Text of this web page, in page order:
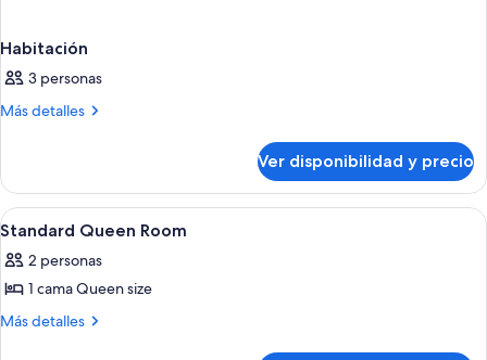
Habitación
3 personas
Más detalles
Más
Ver disponibilidad y precio
Ver
todas
las
fotos
de
Una habitación de hotel con cama,
4
Standard Queen Room
2 personas
1 cama Queen size
Más detalles
Más